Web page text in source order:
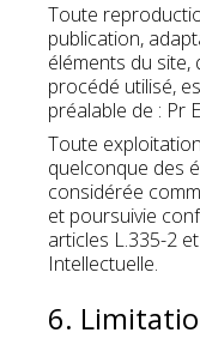
Toute
publication,
éléments du site,
procédé utilisé,
préalable de : Pr
Toute
quelconque des
considérée
et poursuivie
articles L.335-2
Intellectuelle.
6.